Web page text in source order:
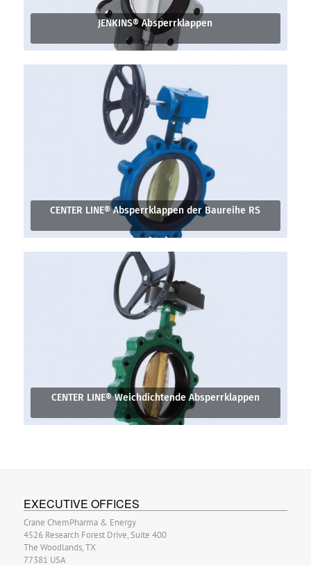
JENKINS® Absperrklappen
CENTER LINE® Absperrklappen der Baureihe RS
CENTER LINE® Weichdichtende Absperrklappen
EXECUTIVE OFFICES
Crane ChemPharma & Energy
4526 Research Forest Drive, Suite 400
The Woodlands, TX
77381 USA